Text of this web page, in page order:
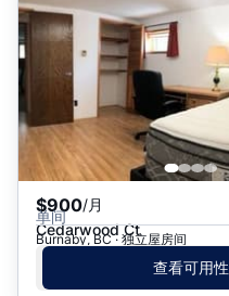
$900/月
单间
Cedarwood Ct
Burnaby, BC · 独立屋房间
查看可用性